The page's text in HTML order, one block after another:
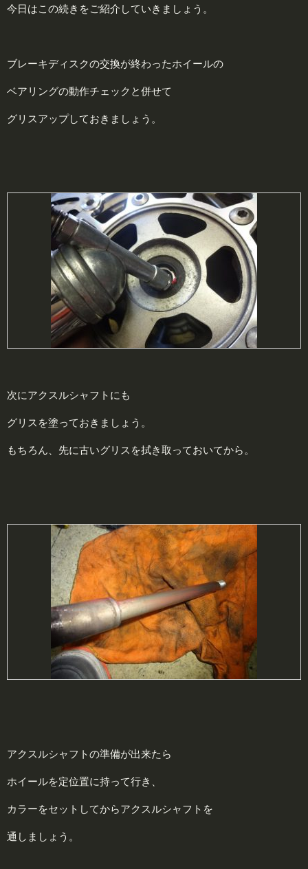
今日はこの続きをご紹介していきましょう。
ブレーキディスクの交換が終わったホイールの
ベアリングの動作チェックと併せて
グリスアップしておきましょう。
次にアクスルシャフトにも
グリスを塗っておきましょう。
もちろん、先に古いグリスを拭き取っておいてから。
アクスルシャフトの準備が出来たら
ホイールを定位置に持って行き、
カラーをセットしてからアクスルシャフトを
通しましょう。